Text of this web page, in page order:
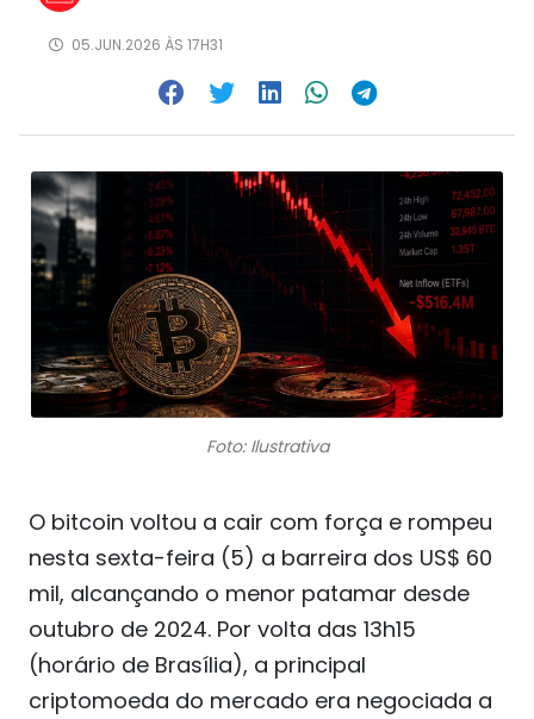
05.JUN.2026 ÀS 17H31
Foto: Ilustrativa
O bitcoin voltou a cair com força e rompeu
nesta sexta-feira (5) a barreira dos US$ 60
mil, alcançando o menor patamar desde
outubro de 2024. Por volta das 13h15
(horário de Brasília), a principal
criptomoeda do mercado era negociada a